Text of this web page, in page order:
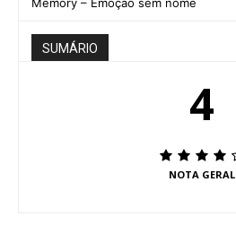
SUMÁRIO
4
NOTA GERAL